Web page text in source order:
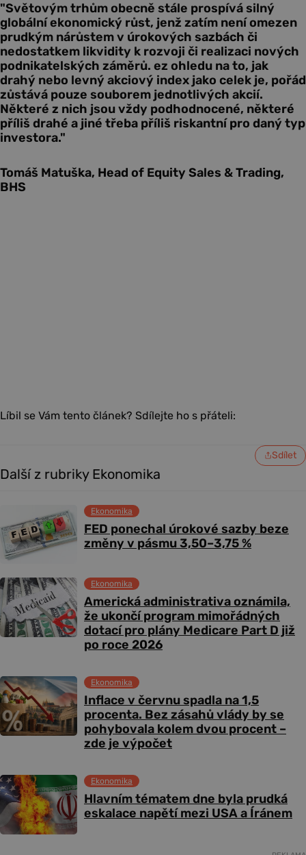
"Světovým trhům obecně stále prospívá silný
globální ekonomický růst, jenž zatím není omezen
prudkým nárůstem v úrokových sazbách či
nedostatkem likvidity k rozvoji či realizaci nových
podnikatelských záměrů. ez ohledu na to, jak
drahý nebo levný akciový index jako celek je, pořád
zůstává pouze souborem jednotlivých akcií.
Některé z nich jsou vždy podhodnocené, některé
příliš drahé a jiné třeba příliš riskantní pro daný typ
investora."
Tomáš Matuška, Head of Equity Sales & Trading,
BHS
Líbil se Vám tento článek? Sdílejte ho s přáteli:
Sdílet
Další z rubriky Ekonomika
FED ponechal úrokové sazby beze
změny v pásmu 3,50–3,75 %
Ekonomika
Americká administrativa oznámila,
že ukončí program mimořádných
dotací pro plány Medicare Part D již
po roce 2026
Ekonomika
Inflace v červnu spadla na 1,5
procenta. Bez zásahů vlády by se
pohybovala kolem dvou procent –
zde je výpočet
Ekonomika
Hlavním tématem dne byla prudká
eskalace napětí mezi USA a Íránem
Ekonomika